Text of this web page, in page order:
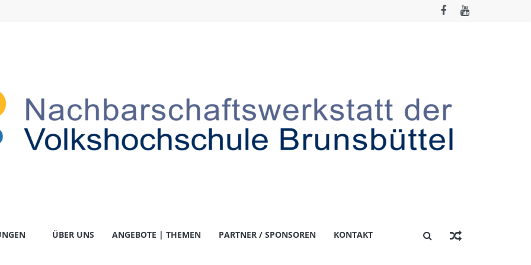
ÜBER UNS ANGEBOTE | THEMEN PARTNER / SPONSOREN KONTAKT